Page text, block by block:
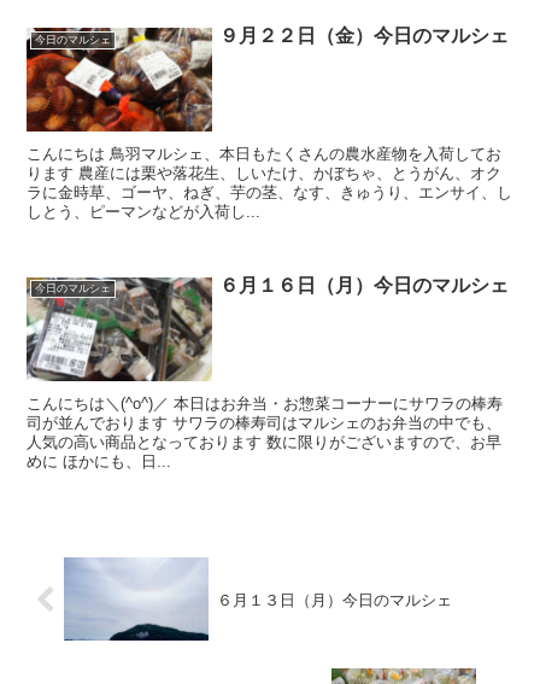
今日のマルシェ ９月２２日（金）今日のマルシェ
こんにちは 鳥羽マルシェ、本日もたくさんの農水産物を入荷してお
ります 農産には栗や落花生、しいたけ、かぼちゃ、とうがん、オク
ラに金時草、ゴーヤ、ねぎ、芋の茎、なす、きゅうり、エンサイ、し
しとう、ピーマンなどが入荷し...
今日のマルシェ ６月１６日（月）今日のマルシェ
こんにちは＼(^o^)／ 本日はお弁当・お惣菜コーナーにサワラの棒寿
司が並んでおります サワラの棒寿司はマルシェのお弁当の中でも、
人気の高い商品となっております 数に限りがございますので、お早
めに ほかにも、日...
６月１３日（月）今日のマルシェ